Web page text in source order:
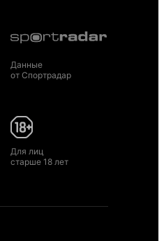
Данные
от Спортрадар
Для лиц
старше 18 лет